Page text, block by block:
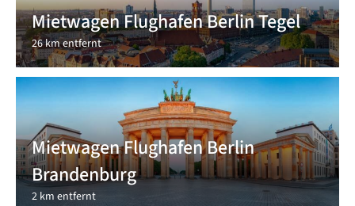
Mietwagen Flughafen Berlin Tegel
26 km entfernt
Mietwagen Flughafen Berlin
Brandenburg
2 km entfernt